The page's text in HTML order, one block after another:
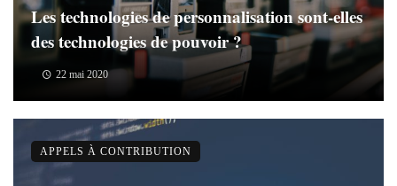
Les technologies de personnalisation sont-elles
des technologies de pouvoir ?
22 mai 2020
APPELS À CONTRIBUTION